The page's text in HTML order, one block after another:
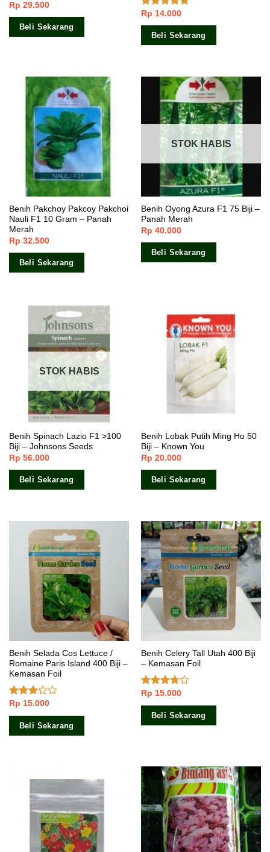
Rp 29.500
Beli Sekarang
Dinilai
4.50dari 5
Rp 14.000
Beli Sekarang
Benih Pakchoy Pakcoy Pakchoi
Nauli F1 10 Gram – Panah
Merah
Rp 32.500
Beli Sekarang
STOK HABIS
Benih Oyong Azura F1 75 Biji –
Panah Merah
Rp 40.000
Beli Sekarang
STOK HABIS
Benih Spinach Lazio F1 >100
Biji – Johnsons Seeds
Rp 56.000
Beli Sekarang
Benih Lobak Putih Ming Ho 50
Biji – Known You
Rp 20.000
Beli Sekarang
Benih Selada Cos Lettuce /
Romaine Paris Island 400 Biji –
Kemasan Foil
Dinilai
3.00
dari 5
Rp 15.000
Beli Sekarang
Benih Celery Tall Utah 400 Biji
– Kemasan Foil
Dinilai
3.50dari
Rp 15.000
Beli Sekarang